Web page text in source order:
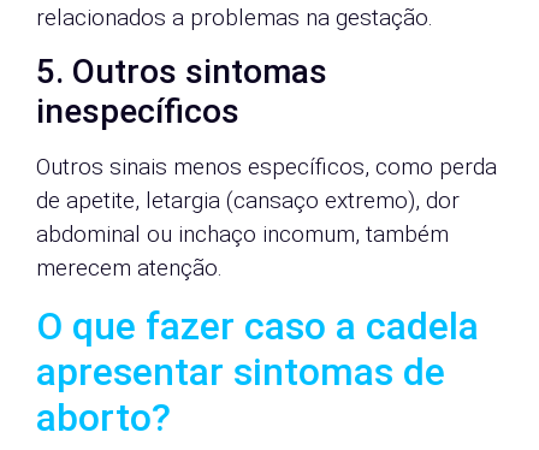
relacionados a problemas na gestação.
5. Outros sintomas
inespecíficos
Outros sinais menos específicos, como perda
de apetite, letargia (cansaço extremo), dor
abdominal ou inchaço incomum, também
merecem atenção.
O que fazer caso a cadela
apresentar sintomas de
aborto?